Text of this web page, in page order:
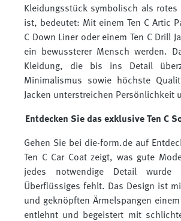
Kleidungsstück symbolisch als rotes
ist, bedeutet: Mit einem Ten C Artic
C Down Liner oder einem Ten C Drill
ein bewussterer Mensch werden.
Kleidung, die bis ins Detail
Minimalismus sowie höchste
Jacken unterstreichen Persönlichkeit
Entdecken Sie das exklusive Ten C
Gehen Sie bei die-form.de auf
Ten C Car Coat zeigt, was gute
jedes notwendige Detail wurde
Überflüssiges fehlt. Das Design ist
und geknöpften Ärmelspangen
entlehnt und begeistert mit